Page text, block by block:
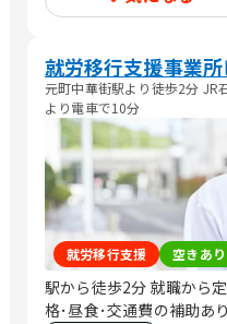
就労移行支援事業
元町中華街駅より徒歩2分 JR
より電車で10分
就労移行支援 空きあり
駅から徒歩2分 就職から
格･昼食･交通費の補助あり